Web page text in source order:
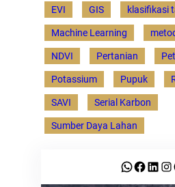
EVI GIS klasifikasi
Machine Learning
NDVI Pertanian
Potassium Pupuk
SAVI Serial Karbon
Sumber Daya Lahan
WhatsApp Facebook LinkedIn Instagram